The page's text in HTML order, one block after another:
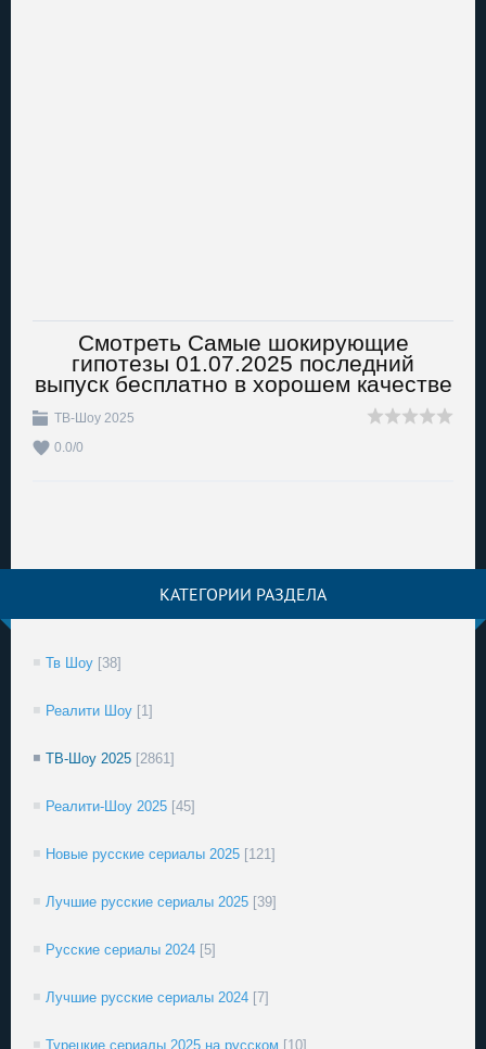
Смотреть Самые шокирующие
гипотезы 01.07.2025 последний
выпуск бесплатно в хорошем качестве
ТВ-Шоу 2025
0.0/0
КАТЕГОРИИ РАЗДЕЛА
Тв Шоу [38]
Реалити Шоу [1]
ТВ-Шоу 2025 [2861]
Реалити-Шоу 2025 [45]
Новые русские сериалы 2025 [121]
Лучшие русские сериалы 2025 [39]
Русские сериалы 2024 [5]
Лучшие русские сериалы 2024 [7]
Турецкие сериалы 2025 на русском [10]